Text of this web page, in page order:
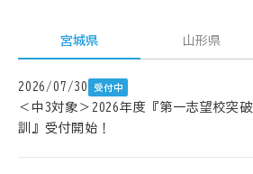
宮城県 山形県
2026/07/30 受付中
＜中3対象＞2026年度『第一志望校突
訓』受付開始！